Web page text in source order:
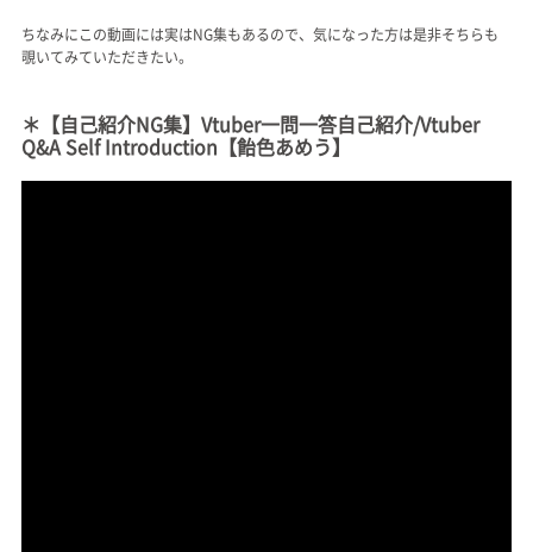
ちなみにこの動画には実はNG集もあるので、気になった方は是非そちらも
覗いてみていただきたい。
＊【自己紹介NG集】Vtuber一問一答自己紹介/Vtuber
Q&A Self Introduction【飴色あめう】